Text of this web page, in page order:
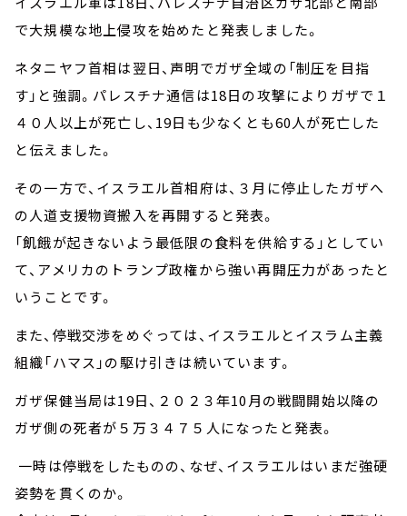
で大規模な地上侵攻を始めたと発表しました。
ネタニヤフ首相は翌日、声明でガザ全域の「制圧を目指
す」と強調。パレスチナ通信は18日の攻撃によりガザで１
４０人以上が死亡し、19日も少なくとも60人が死亡した
と伝えました。
その一方で、イスラエル首相府は、３月に停止したガザへ
の人道支援物資搬入を再開すると発表。
「飢餓が起きないよう最低限の食料を供給する」としてい
て、アメリカのトランプ政権から強い再開圧力があったと
いうことです。
また、停戦交渉をめぐっては、イスラエルとイスラム主義
組織「ハマス」の駆け引きは続いています。
ガザ保健当局は19日、２０２３年10月の戦闘開始以降の
ガザ側の死者が５万３４７５人になったと発表。
一時は停戦をしたものの、なぜ、イスラエルはいまだ強硬
姿勢を貫くのか。